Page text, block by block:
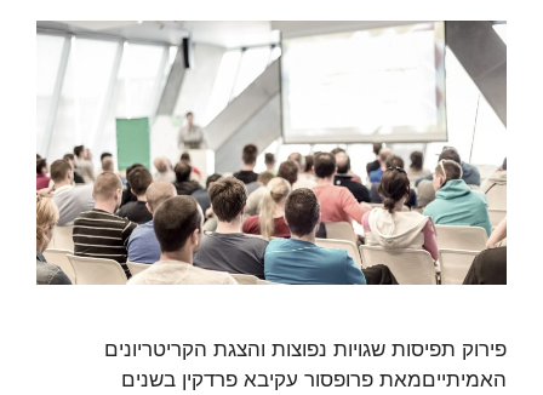
פירוק תפיסות שגויות נפוצות והצגת הקריטריונים
האמיתייםמאת פרופסור עקיבא פרדקין בשנים